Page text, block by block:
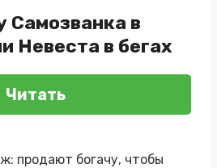
Самозванка в
Невеста в бегах
Читать
продают богачу, чтобы